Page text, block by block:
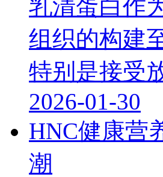
乳清蛋白作
组织的构建
特别是接受
2026-01-30
HNC健康营
潮